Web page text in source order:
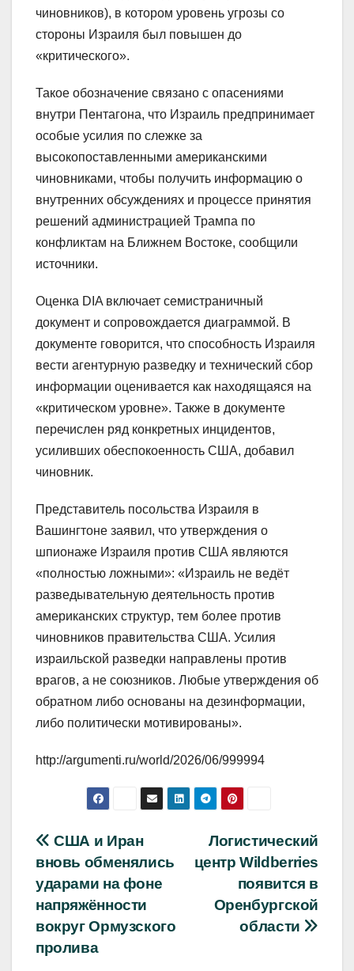
чиновников), в котором уровень угрозы со
стороны Израиля был повышен до
«критического».
Такое обозначение связано с опасениями
внутри Пентагона, что Израиль предпринимает
особые усилия по слежке за
высокопоставленными американскими
чиновниками, чтобы получить информацию о
внутренних обсуждениях и процессе принятия
решений администрацией Трампа по
конфликтам на Ближнем Востоке, сообщили
источники.
Оценка DIA включает семистраничный
документ и сопровождается диаграммой. В
документе говорится, что способность Израиля
вести агентурную разведку и технический сбор
информации оценивается как находящаяся на
«критическом уровне». Также в документе
перечислен ряд конкретных инцидентов,
усиливших обеспокоенность США, добавил
чиновник.
Представитель посольства Израиля в
Вашингтоне заявил, что утверждения о
шпионаже Израиля против США являются
«полностью ложными»: «Израиль не ведёт
разведывательную деятельность против
американских структур, тем более против
чиновников правительства США. Усилия
израильской разведки направлены против
врагов, а не союзников. Любые утверждения об
обратном либо основаны на дезинформации,
либо политически мотивированы».
http://argumenti.ru/world/2026/06/999994
Навигация
по
записям
Логистический
центр Wildberries
появится в
Оренбургской
области
США и Иран
вновь обменялись
ударами на фоне
напряжённости
вокруг Ормузского
пролива